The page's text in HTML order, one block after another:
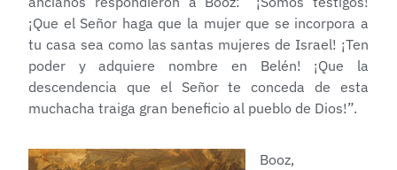
¡Que el Señor haga que la mujer que se incorpora a
tu casa sea como las santas mujeres de Israel! ¡Ten
poder y adquiere nombre en Belén! ¡Que la
descendencia que el Señor te conceda de esta
muchacha traiga gran beneficio al pueblo de Dios!”.
Booz,